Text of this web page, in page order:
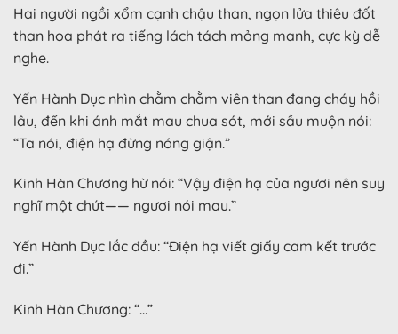
Hai người ngồi xổm cạnh chậu than, ngọn lửa thiêu đốt
than hoa phát ra tiếng lách tách mỏng manh, cực kỳ dễ
nghe.
Yến Hành Dục nhìn chằm chằm viên than đang cháy hồi
lâu, đến khi ánh mắt mau chua sót, mới sầu muộn nói:
“Ta nói, điện hạ đừng nóng giận.”
Kinh Hàn Chương hừ nói: “Vậy điện hạ của ngươi nên suy
nghĩ một chút—— ngươi nói mau.”
Yến Hành Dục lắc đầu: “Điện hạ viết giấy cam kết trước
đi.”
Kinh Hàn Chương: “…”